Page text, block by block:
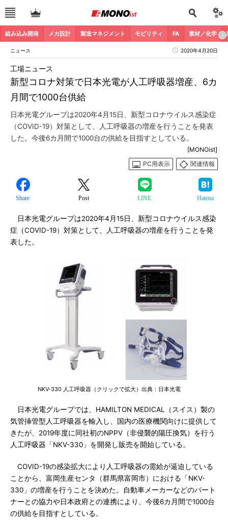
組み込み開発 メカ設計 製造マネジメント モビリティ FA 素材／化学
ニュース 2020年4月20日
新型コロナ対策で日本光電が人工呼吸器増産、6カ
月間で1000台供給
工場ニュース
日本光電グループは2020年4月15日、新型コロナウイルス感染症
（COVID-19）対策として、人工呼吸器の増産を行うことを発表
した。今後6カ月間で1000台の供給を目指すとしている。
[MONOist]
PC用表示
関連情報
Share Post LINE Hatena
日本光電グループは2020年4月15日、新型コロナウイルス感染
症（COVID-19）対策として、人工呼吸器の増産を行うことを発
表した。
NKV-330 人工呼吸器（クリックで拡大）出典：日本光電
日本光電グループでは、HAMILTON MEDICAL（スイス）製の
気管挿管型人工呼吸器を輸入し、国内の医療機関向けに提供して
きたが、2019年度に同社初のNPPV（非侵襲的陽圧換気）を行う
人工呼吸器「NKV-330」を開発し販売を開始している。
COVID-19の感染拡大により人工呼吸器の需給が逼迫している
ことから、富岡生産センタ（群馬県富岡市）における「NKV-
330」の増産を行うことを決めた。自動車メーカーなどのパート
ナーとの協力や日本政府との連携により、今後6カ月間で1000台
の供給を目指すとしている。